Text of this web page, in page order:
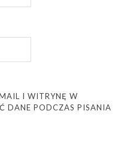
I WITRYNĘ W
DANE PODCZAS PISANIA